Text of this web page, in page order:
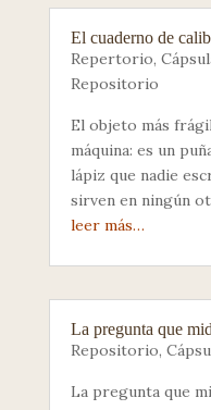
El cuaderno de
Repertorio,
Repositorio
El objeto más
máquina: es un
lápiz que nadie
sirven en ningún
leer más…
La pregunta que
Repositorio,
La pregunta que